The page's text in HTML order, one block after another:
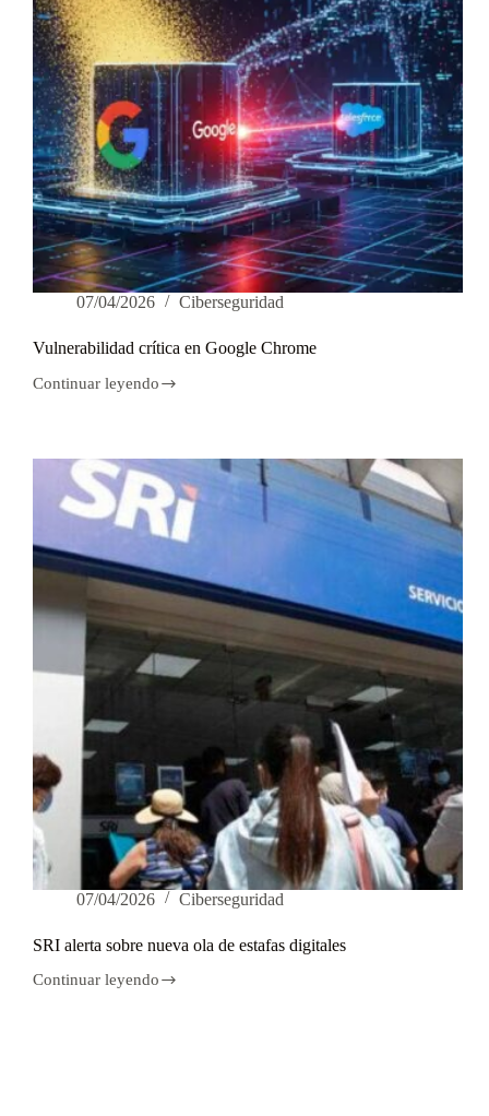
07/04/2026 Ciberseguridad
Vulnerabilidad crítica en Google Chrome
Continuar leyendo
Vulnerabilidad
Chrome
07/04/2026 Ciberseguridad
SRI alerta sobre nueva ola de estafas digitales
Continuar leyendo
SRI